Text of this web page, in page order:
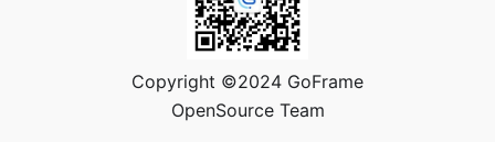
Copyright ©2024 GoFrame
OpenSource Team